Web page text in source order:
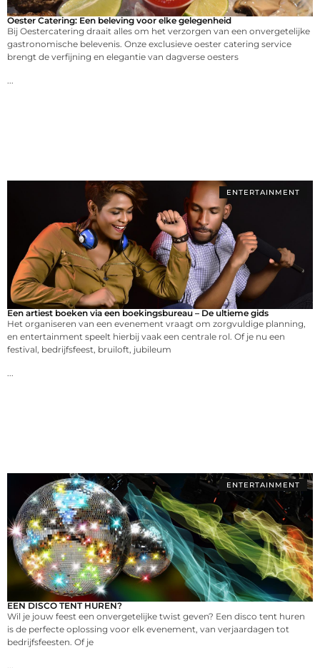
Oester Catering: Een beleving voor elke gelegenheid
Bij Oestercatering draait alles om het verzorgen van een onvergetelijke
gastronomische belevenis. Onze exclusieve oester catering service
brengt de verfijning en elegantie van dagverse oesters
ENTERTAINMENT
Een artiest boeken via een boekingsbureau – De ultieme gids
Het organiseren van een evenement vraagt om zorgvuldige planning,
en entertainment speelt hierbij vaak een centrale rol. Of je nu een
festival, bedrijfsfeest, bruiloft, jubileum
ENTERTAINMENT
EEN DISCO TENT HUREN?
Wil je jouw feest een onvergetelijke twist geven? Een disco tent huren
is de perfecte oplossing voor elk evenement, van verjaardagen tot
bedrijfsfeesten. Of je